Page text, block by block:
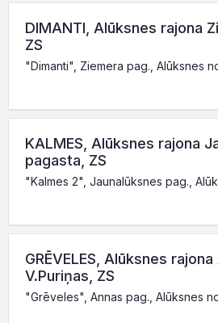
DIMANTI, Alūksnes rajona
ZS
"Dimanti", Ziemera pag., Alūksnes
KALMES, Alūksnes rajona
pagasta, ZS
"Kalmes 2", Jaunalūksnes pag.,
GRĒVELES, Alūksnes
V.Puriņas, ZS
"Grēveles", Annas pag., Alūksnes